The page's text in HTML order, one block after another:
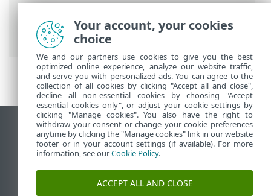
Онлайн помощ на ESET>ESET Mobile
Security >Въведение в ESET Mobile
Security
Преглед на настолна версия на сайт
End of Life
База със знания на ESET
Форум на ESET
ESET Status Portal
Your account, your cookies
choice
We and our partners use cookies to give you the best
optimized online experience, analyze our website traffic,
and serve you with personalized ads. You can agree to the
collection of all cookies by clicking "Accept all and close",
decline all non-essential cookies by choosing "Accept
essential cookies only", or adjust your cookie settings by
clicking "Manage cookies". You also have the right to
withdraw your consent or change your cookie preferences
anytime by clicking the "Manage cookies" link in our website
footer or in your account settings (if available). For more
information, see ourCookie Policy.
ACCEPT ALL AND CLOSE